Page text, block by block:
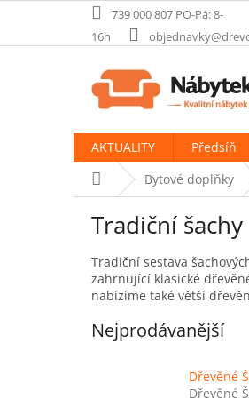
obsah
739 000 807 PO-Pá: 8-
16h
AKTUALITY Předsíň
Domů Bytové doplňky
Tradiční šachy
Tradiční sestava
zahrnující klasické
nabízíme také větší
Nejprodávanější
Dřevěné
Dřevěné